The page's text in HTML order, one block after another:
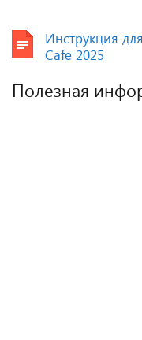
Инструкция
Cafe 2025
Полезная